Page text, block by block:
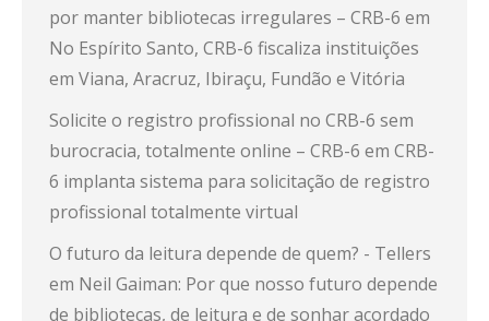
por manter bibliotecas irregulares – CRB-6 em
No Espírito Santo, CRB-6 fiscaliza instituições
em Viana, Aracruz, Ibiraçu, Fundão e Vitória
Solicite o registro profissional no CRB-6 sem
burocracia, totalmente online – CRB-6 em CRB-
6 implanta sistema para solicitação de registro
profissional totalmente virtual
O futuro da leitura depende de quem? - Tellers
em Neil Gaiman: Por que nosso futuro depende
de bibliotecas, de leitura e de sonhar acordado